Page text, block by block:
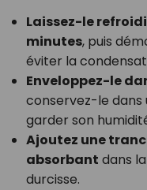
Laissez-le
minutes, puis
éviter la
Enveloppez-le
conservez-le
garder son
Ajoutez une
absorbant dans
durcisse.